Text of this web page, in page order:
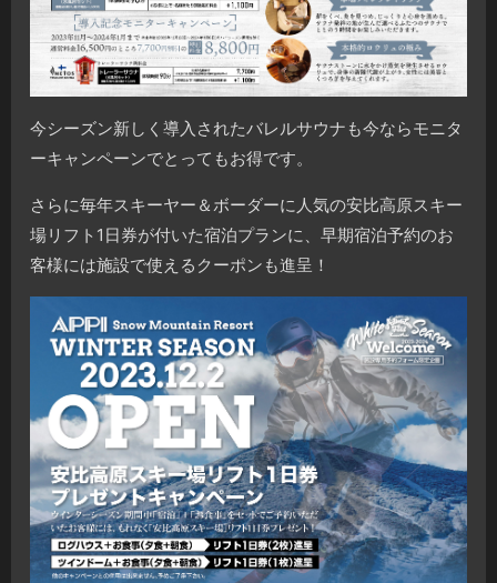
今シーズン新しく導入されたバレルサウナも今ならモニタ
ーキャンペーンでとってもお得です。
さらに毎年スキーヤー＆ボーダーに人気の安比高原スキー
場リフト1日券が付いた宿泊プランに、早期宿泊予約のお
客様には施設で使えるクーポンも進呈！